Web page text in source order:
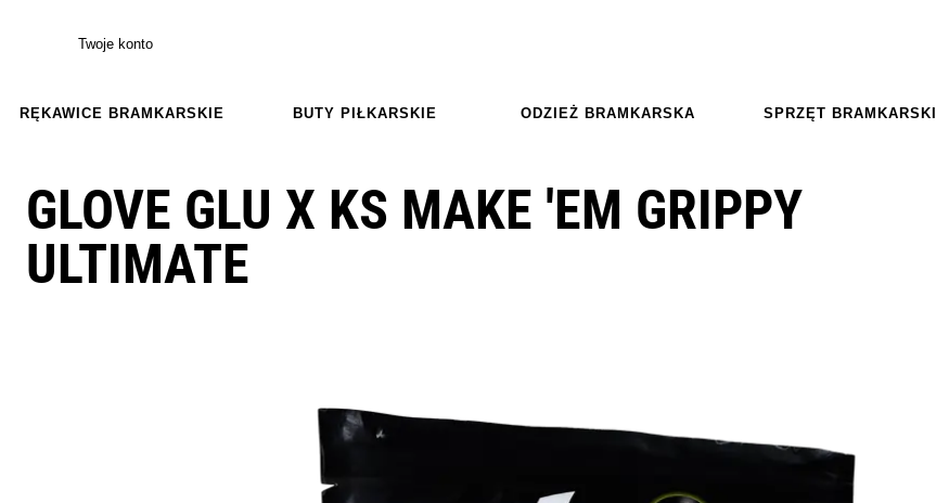
Twoje konto
RĘKAWICE BRAMKARSKIE BUTY PIŁKARSKIE ODZIEŻ BRAMKARSKA SPRZĘT BRAMKARSKI
GLOVE GLU X KS MAKE 'EM GRIPPY
ULTIMATE